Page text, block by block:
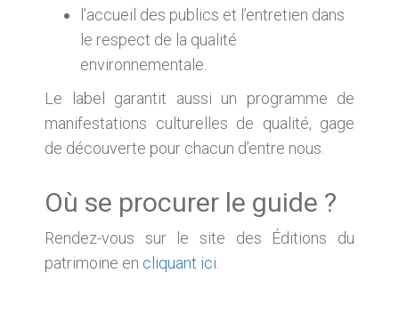
l’accueil des publics et l’entretien dans
le respect de la qualité
environnementale.
Le label garantit aussi un programme de
manifestations culturelles de qualité, gage
de découverte pour chacun d’entre nous.
Où se procurer le guide ?
Rendez-vous sur le site des Éditions du
patrimoine en cliquant ici.